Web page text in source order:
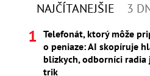
NAJČÍTANEJŠIE 3
Telefonát, ktorý môže
o peniaze: AI skopíruje
blízkych, odborníci radia
trik